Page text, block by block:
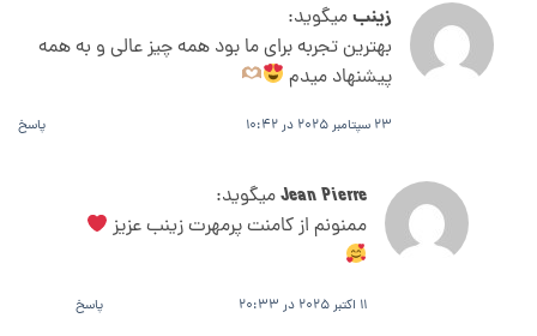
زینبمیگوید:
بهترین تجربه برای ما بود همه چیز عالی و به همه
پیشنهاد میدم
23 سپتامبر 2025 در 10:42 پاسخ
Jean Pierreمیگوید:
ممنونم از کامنت پرمهرت زینب عزیز
11 اکتبر 2025 در 20:33 پاسخ